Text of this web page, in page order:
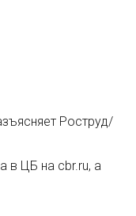
Роструд/
в ЦБ на cbr.ru, а